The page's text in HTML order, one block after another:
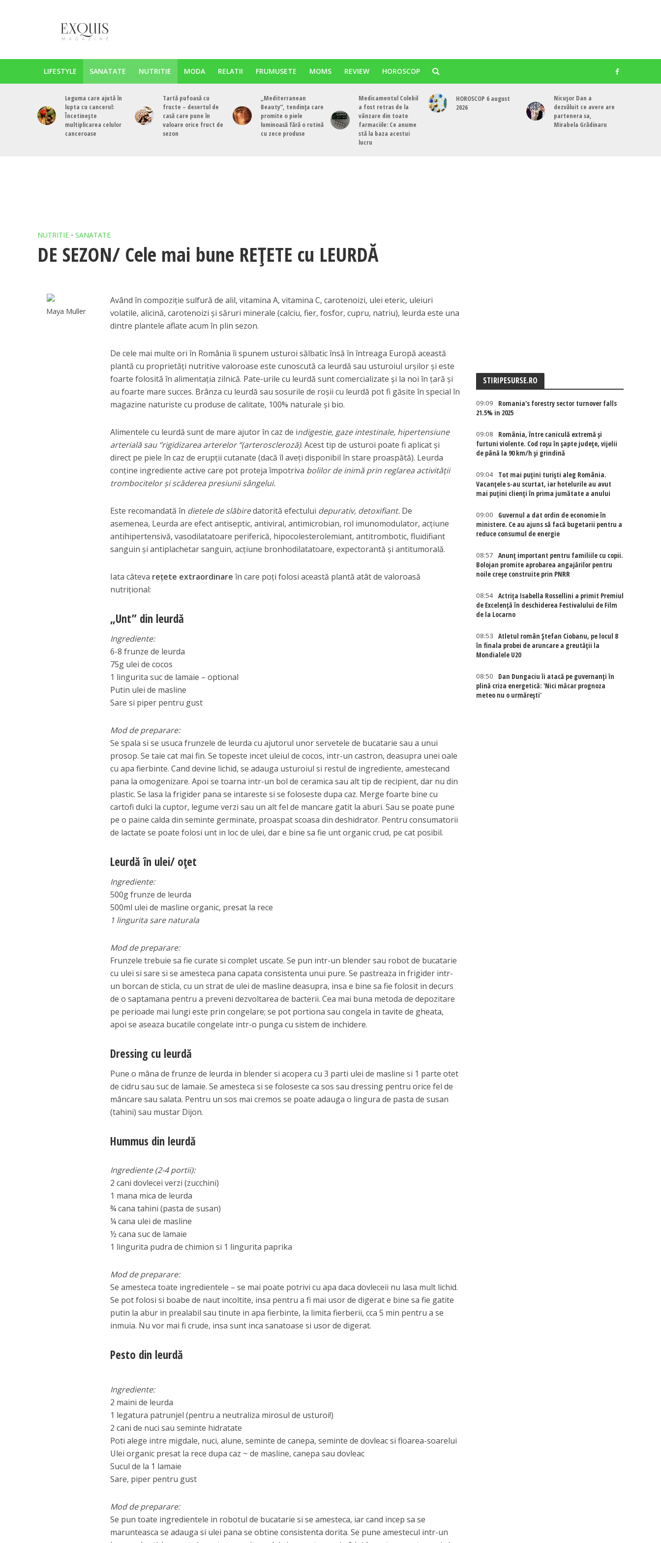
LIFESTYLE SANATATE NUTRITIE MODA RELATII FRUMUSETE MOMS REVIEW HOROSCOP
Leguma care ajută în
lupta cu cancerul:
Încetinește
multiplicarea celulor
canceroase
Tartă pufoasă cu
fructe – desertul de
casă care pune în
valoare orice fruct de
sezon
„Mediterranean
Beauty”, tendința care
promite o piele
luminoasă fără o rutină
cu zece produse
Medicamentul Colebil
a fost retras de la
vânzare din toate
farmaciile: Ce anume
stă la baza acestui
lucru
HOROSCOP 6 august
2026
Nicușor Dan a
dezvăluit ce avere are
partenera sa,
Mirabela Grădinaru
NUTRITIE • SANATATE
DE SEZON/ Cele mai bune REȚETE cu LEURDĂ
Maya Muller
Având în compoziție sulfură de alil, vitamina A, vitamina C, carotenoizi, ulei eteric, uleiuri
volatile, alicină, carotenoizi şi săruri minerale (calciu, fier, fosfor, cupru, natriu), leurda este una
dintre plantele aflate acum în plin sezon.
De cele mai multe ori în România îi spunem usturoi sălbatic însă în întreaga Europă această
plantă cu proprietăți nutritive valoroase este cunoscută ca leurdă sau usturoiul urșilor și este
foarte folosită în alimentația zilnică. Pate-urile cu leurdă sunt comercializate și la noi în țară și
au foarte mare succes. Brânza cu leurdă sau sosurile de roșii cu leurdă pot fi găsite în special în
magazine naturiste cu produse de calitate, 100% naturale și bio.
Alimentele cu leurdă sunt de mare ajutor în caz de indigestie, gaze intestinale, hipertensiune
arterială sau “rigidizarea arterelor “(arteroscleroză). Acest tip de usturoi poate fi aplicat și
direct pe piele în caz de erupții cutanate (dacă îl aveți disponibil în stare proaspătă). Leurda
conține ingrediente active care pot proteja împotriva bolilor de inimă prin reglarea activității
trombocitelor și scăderea presiunii sângelui.
Este recomandată în dietele de slăbiredatorită efectului depurativ, detoxifiant. De
asemenea, Leurda are efect antiseptic, antiviral, antimicrobian, rol imunomodulator, acţiune
antihipertensivă, vasodilatatoare periferică, hipocolesterolemiant, antitrombotic, fluidifiant
sanguin şi antiplachetar sanguin, acţiune bronhodilatatoare, expectorantă şi antitumorală.
Iata câteva rețete extraordinare în care poți folosi această plantă atât de valoroasă
nutrițional:
„Unt” din leurdă
Ingrediente:
6-8 frunze de leurda
75g ulei de cocos
1 lingurita suc de lamaie – optional
Putin ulei de masline
Sare si piper pentru gust
Mod de preparare:
Se spala si se usuca frunzele de leurda cu ajutorul unor servetele de bucatarie sau a unui
prosop. Se taie cat mai fin. Se topeste incet uleiul de cocos, intr-un castron, deasupra unei oale
cu apa fierbinte. Cand devine lichid, se adauga usturoiul si restul de ingrediente, amestecand
pana la omogenizare. Apoi se toarna intr-un bol de ceramica sau alt tip de recipient, dar nu din
plastic. Se lasa la frigider pana se intareste si se foloseste dupa caz. Merge foarte bine cu
cartofi dulci la cuptor, legume verzi sau un alt fel de mancare gatit la aburi. Sau se poate pune
pe o paine calda din seminte germinate, proaspat scoasa din deshidrator. Pentru consumatorii
de lactate se poate folosi unt in loc de ulei, dar e bine sa fie unt organic crud, pe cat posibil.
Leurdă în ulei/ oțet
Ingrediente:
500g frunze de leurda
500ml ulei de masline organic, presat la rece
1 lingurita sare naturala
Mod de preparare:
Frunzele trebuie sa fie curate si complet uscate. Se pun intr-un blender sau robot de bucatarie
cu ulei si sare si se amesteca pana capata consistenta unui pure. Se pastreaza in frigider intr-
un borcan de sticla, cu un strat de ulei de masline deasupra, insa e bine sa fie folosit in decurs
de o saptamana pentru a preveni dezvoltarea de bacterii. Cea mai buna metoda de depozitare
pe perioade mai lungi este prin congelare; se pot portiona sau congela in tavite de gheata,
apoi se aseaza bucatile congelate intr-o punga cu sistem de inchidere.
Dressing cu leurdă
Pune o mâna de frunze de leurda in blender si acopera cu 3 parti ulei de masline si 1 parte otet
de cidru sau suc de lamaie. Se amesteca si se foloseste ca sos sau dressing pentru orice fel de
mâncare sau salata. Pentru un sos mai cremos se poate adauga o lingura de pasta de susan
(tahini) sau mustar Dijon.
Hummus din leurdă
Ingrediente (2-4 portii):
2 cani dovlecei verzi (zucchini)
1 mana mica de leurda
¾ cana tahini (pasta de susan)
¼ cana ulei de masline
½ cana suc de lamaie
1 lingurita pudra de chimion si 1 lingurita paprika
Mod de preparare:
Se amesteca toate ingredientele – se mai poate potrivi cu apa daca dovleceii nu lasa mult lichid.
Se pot folosi si boabe de naut incoltite, insa pentru a fi mai usor de digerat e bine sa fie gatite
putin la abur in prealabil sau tinute in apa fierbinte, la limita fierberii, cca 5 min pentru a se
inmuia. Nu vor mai fi crude, insa sunt inca sanatoase si usor de digerat.
Pesto din leurdă
Ingrediente:
2 maini de leurda
1 legatura patrunjel (pentru a neutraliza mirosul de usturoi!)
2 cani de nuci sau seminte hidratate
Poti alege intre migdale, nuci, alune, seminte de canepa, seminte de dovleac si floarea-soarelui
Ulei organic presat la rece dupa caz ~ de masline, canepa sau dovleac
Sucul de la 1 lamaie
Sare, piper pentru gust
Mod de preparare:
Se pun toate ingredientele in robotul de bucatarie si se amesteca, iar cand incep sa se
marunteasca se adauga si ulei pana se obtine consistenta dorita. Se pune amestecul intr-un
STIRIPESURSE.RO
09:09
Romania's forestry sector turnover falls
21.5% in 2025
09:08
România, între caniculă extremă și
furtuni violente. Cod roșu în șapte județe, vijelii
de până la 90 km/h și grindină
09:04
Tot mai puțini turiști aleg România.
Vacanțele s-au scurtat, iar hotelurile au avut
mai puțini clienți în prima jumătate a anului
09:00
Guvernul a dat ordin de economie în
ministere. Ce au ajuns să facă bugetarii pentru a
reduce consumul de energie
08:57
Anunț important pentru familiile cu copii.
Bolojan promite aprobarea angajărilor pentru
noile creșe construite prin PNRR
08:54 Actriţa Isabella Rossellini a primit Premiul
de Excelenţă în deschiderea Festivalului de Film
de la Locarno
08:53
Atletul român Ștefan Ciobanu, pe locul 8
în finala probei de aruncare a greutății la
Mondialele U20
08:50
Dan Dungaciu îi atacă pe guvernanți în
plină criza energetică: 'Nici măcar prognoza
meteo nu o urmărești'